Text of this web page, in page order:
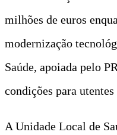
milhões de euros
modernização
Saúde, apoiada pelo
condições para
A Unidade Local de